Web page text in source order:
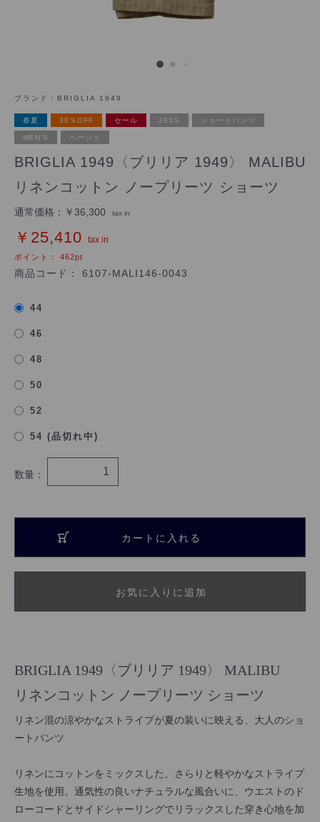
ブランド： BRIGLIA 1949
春夏 30％OFF セール 26SS ショートパンツ
MEN'S ベージュ
BRIGLIA 1949〈ブリリア 1949〉 MALIBU
リネンコットン ノープリーツ ショーツ
通常価格： ￥36,300 tax in
￥25,410 tax in
ポイント： 462pt
商品コード： 6107-MALI146-0043
44
46
48
50
52
54 (品切れ中)
数量：
カートに入れる
お気に入りに追加
BRIGLIA 1949〈ブリリア 1949〉 MALIBU
リネンコットン ノープリーツ ショーツ
リネン混の涼やかなストライプが夏の装いに映える、大人のショ
ートパンツ
リネンにコットンをミックスした、さらりと軽やかなストライプ
生地を使用。通気性の良いナチュラルな風合いに、ウエストのド
ローコードとサイドシャーリングでリラックスした穿き心地を加